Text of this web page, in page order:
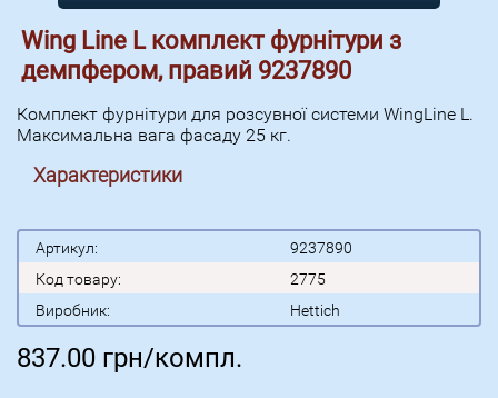
Wing Line L комплект фурнітури з
демпфером, правий 9237890
Комплект фурнітури для розсувної системи WingLine L.
Максимальна вага фасаду 25 кг.
Характеристики
Артикул:
9237890
Код товару:
2775
Виробник:
Hettich
837.00 грн/компл.